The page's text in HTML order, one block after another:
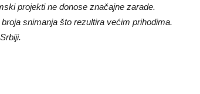
projekti ne donose značajne zarade.
snimanja što rezultira većim prihodima.